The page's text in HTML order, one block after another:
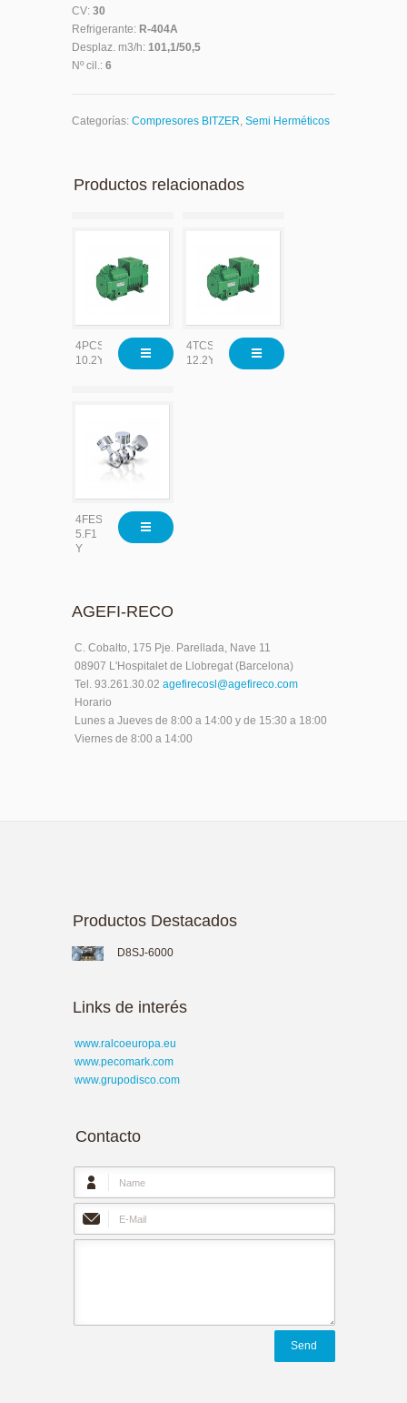
CV: 30
Refrigerante: R-404A
Desplaz. m3/h: 101,1/50,5
Nº cil.: 6
Categorías: Compresores BITZER, Semi Herméticos
Productos relacionados
4PCS-
10.2Y
4TCS-
12.2Y
4FES-
5.F1
Y
AGEFI-RECO
C. Cobalto, 175 Pje. Parellada, Nave 11
08907 L'Hospitalet de Llobregat (Barcelona)
Tel. 93.261.30.02 agefirecosl@agefireco.com
Horario
Lunes a Jueves de 8:00 a 14:00 y de 15:30 a 18:00
Viernes de 8:00 a 14:00
Productos Destacados
D8SJ-6000
Links de interés
www.ralcoeuropa.eu
www.pecomark.com
www.grupodisco.com
Contacto
Send